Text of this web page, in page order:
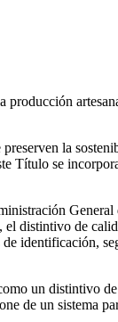
la
Título se
distintivo de
identificación,
un distintivo
de un sistema